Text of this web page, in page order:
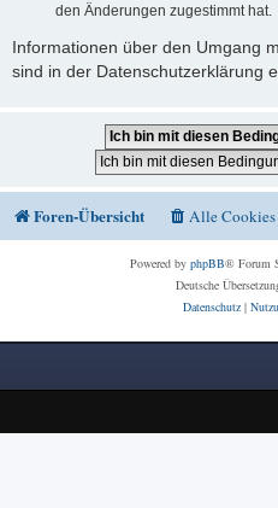
den Änderungen zugestimmt hat.
Informationen über den Umgang
sind in der Datenschutzerklärung
Foren-Übersicht Alle Cookies
Powered by phpBB® Forum
Deutsche
Datenschutz|